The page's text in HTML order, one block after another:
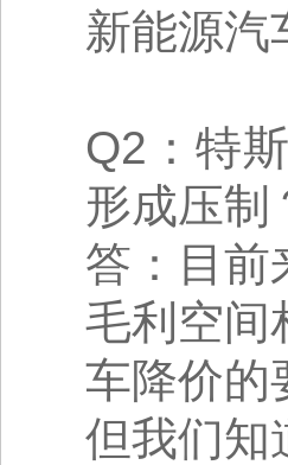
新能源汽
Q2：特
形成压制
答：目前
毛利空间
车降价的
但我们知